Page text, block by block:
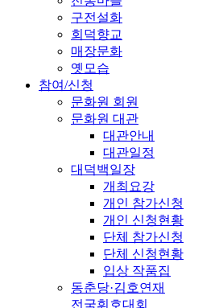
구전설화
회덕향교
매장문화
옛모습
참여/신청
문화원 회원
문화원 대관
대관안내
대관일정
대덕백일장
개최요강
개인 참가신청
개인 신청현황
단체 참가신청
단체 신청현황
입상 작품집
동춘당·김호연재
전국휘호대회